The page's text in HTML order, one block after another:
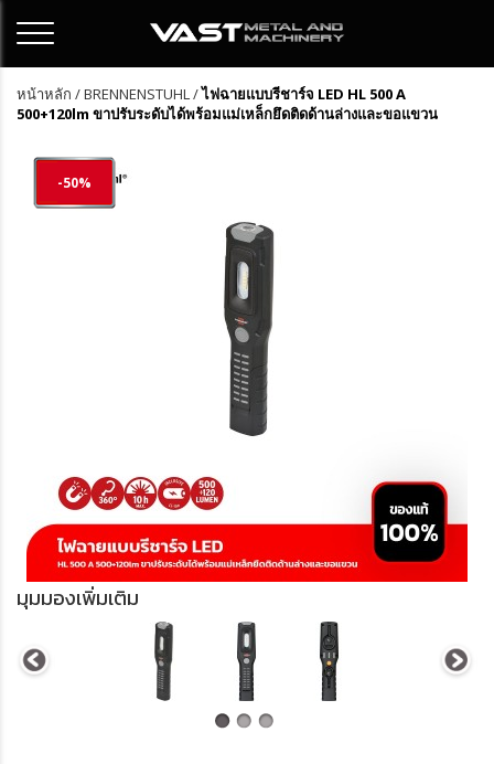
หน้าหลัก /BRENNENSTUHL/ไฟฉายแบบรีชาร์จ LED HL 500 A
500+120lm ขาปรับระดับได้พร้อมแม่เหล็กยึดติดด้านล่างและขอแขวน
-50%
มุมมองเพิ่มเติม